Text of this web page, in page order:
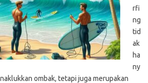
rfi
ng
tid
ak
ha
ny
ombak, tetapi juga merupakan